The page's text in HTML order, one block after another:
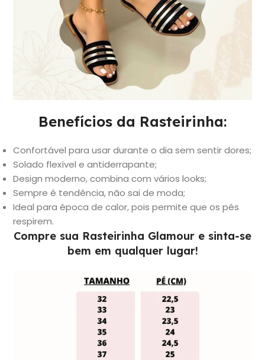
Benefícios da Rasteirinha:
Confortável para usar durante o dia sem sentir dores;
Solado flexível e antiderrapante;
Design moderno, combina com vários looks;
Sempre é tendência, não sai de moda;
Ideal para época de calor, pois permite que os pés
respirem.
Compre sua Rasteirinha Glamour e sinta-se
bem em qualquer lugar!